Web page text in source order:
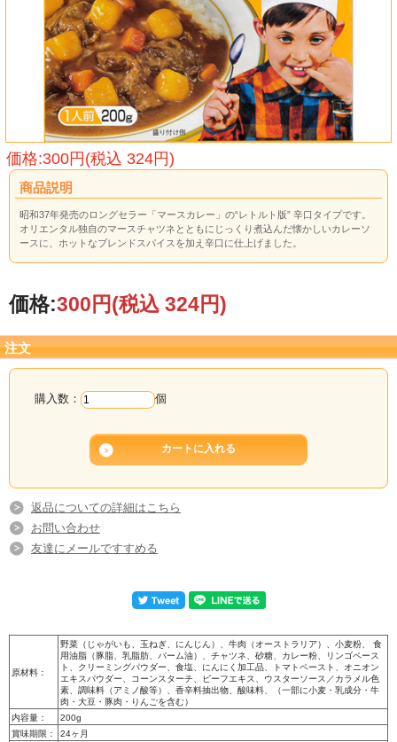
価格:300円(税込 324円)
商品説明
昭和37年発売のロングセラー「マースカレー」の“レトルト版” 辛口タイプです。
オリエンタル独自のマースチャツネとともにじっくり煮込んだ懐かしいカレーソ
ースに、ホットなブレンドスパイスを加え辛口に仕上げました。
価格:300円(税込 324円)
注文
購入数： 個
返品についての詳細はこちら
お問い合わせ
友達にメールですすめる
原材料：
野菜（じゃがいも、玉ねぎ、にんじん）、牛肉（オーストラリア）、小麦粉、 食
用油脂（豚脂、乳脂肪、パーム油）、チャツネ、砂糖、カレー粉、リンゴペース
ト、クリーミングパウダー、食塩、にんにく加工品、トマトペースト、オニオン
エキスパウダー、コーンスターチ、ビーフエキス、ウスターソース／カラメル色
素、調味料（アミノ酸等）、香辛料抽出物、酸味料、（一部に小麦・乳成分・牛
肉・大豆・豚肉・りんごを含む）
内容量：
200g
賞味期限：
24ヶ月